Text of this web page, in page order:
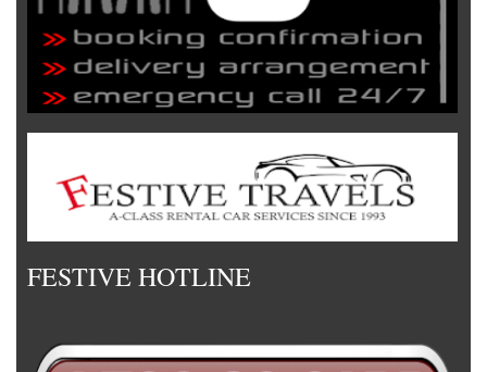
FESTIVE HOTLINE